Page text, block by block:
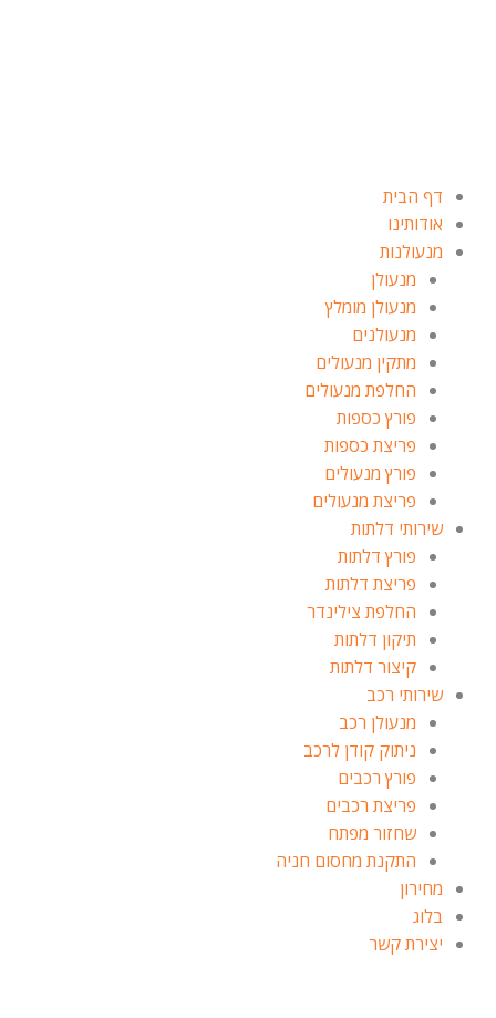
דף הבית
אודותינו
מנעולנות
מנעולן
מנעולן מומלץ
מנעולנים
מתקין מנעולים
החלפת מנעולים
פורץ כספות
פריצת כספות
פורץ מנעולים
פריצת מנעולים
שירותי דלתות
פורץ דלתות
פריצת דלתות
החלפת צילינדר
תיקון דלתות
קיצור דלתות
שירותי רכב
מנעולן רכב
ניתוק קודן לרכב
פורץ רכבים
פריצת רכבים
שחזור מפתח
התקנת מחסום חניה
מחירון
בלוג
יצירת קשר